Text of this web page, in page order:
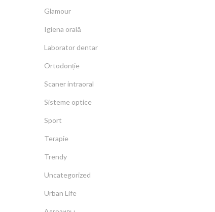
Glamour
Igiena orală
Laborator dentar
Ortodonție
Scaner intraoral
Sisteme optice
Sport
Terapie
Trendy
Uncategorized
Urban Life